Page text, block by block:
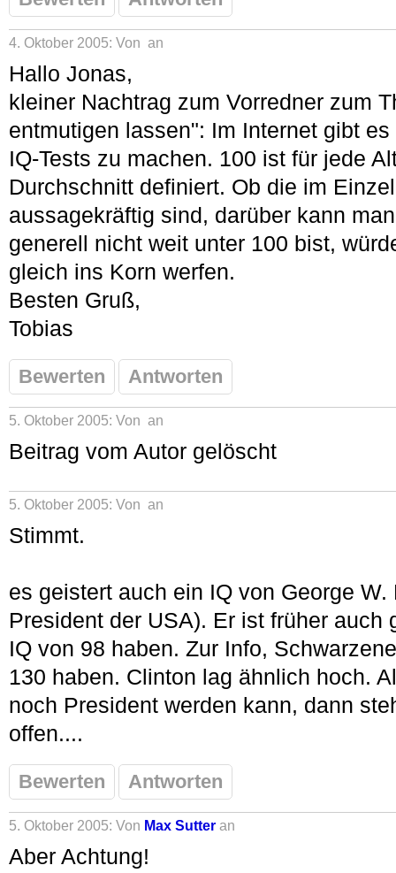
4. Oktober 2005: Von an
Hallo Jonas,
kleiner Nachtrag zum Vorredner zum
entmutigen lassen": Im Internet gibt
IQ-Tests zu machen. 100 ist für jede
Durchschnitt definiert. Ob die im
aussagekräftig sind, darüber kann
generell nicht weit unter 100 bist,
gleich ins Korn werfen.
Besten Gruß,
Tobias
Bewerten Antworten
5. Oktober 2005: Von an
Beitrag vom Autor gelöscht
5. Oktober 2005: Von an
Stimmt.
es geistert auch ein IQ von George
President der USA). Er ist früher auch
IQ von 98 haben. Zur Info,
130 haben. Clinton lag ähnlich hoch.
noch President werden kann, dann
offen....
Bewerten Antworten
5. Oktober 2005: Von Max Sutter an
Aber Achtung!